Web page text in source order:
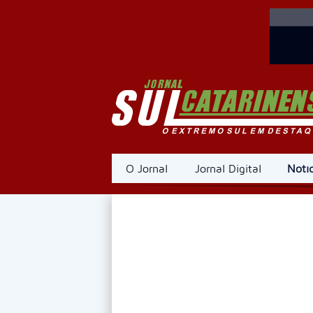
O Jornal Jornal Digital